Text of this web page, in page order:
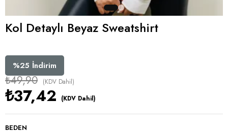
Kol Detaylı Beyaz Sweatshirt
%25 İndirim
₺49,90 (KDV Dahil)
₺37,42 (KDV Dahil)
BEDEN